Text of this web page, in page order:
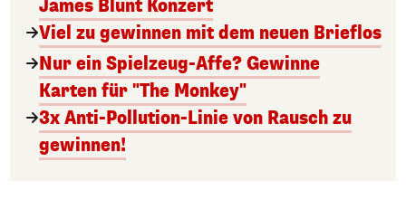
James Blunt Konzert
Viel zu gewinnen mit dem neuen Brieflos
Nur ein Spielzeug-Affe? Gewinne
Karten für "The Monkey"
3x Anti-Pollution-Linie von Rausch zu
gewinnen!